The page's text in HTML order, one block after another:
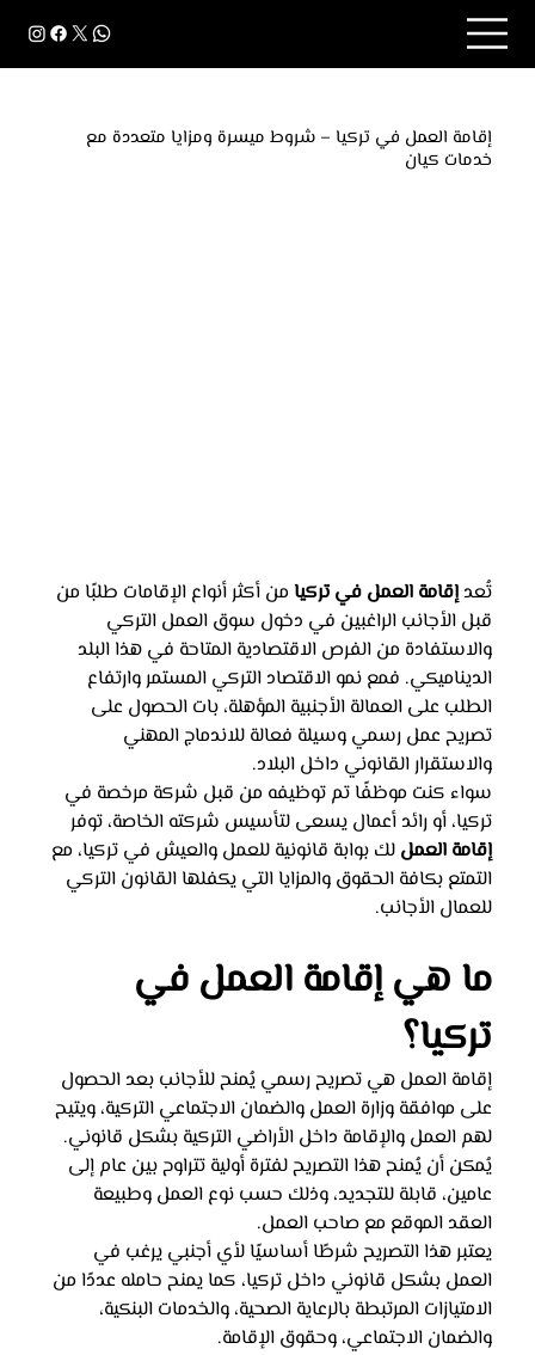
إقامة العمل في تركيا – شروط ميسرة ومزايا متعددة مع
خدمات كيان
تُعد إقامة العمل في تركيا من أكثر أنواع الإقامات طلبًا من
قبل الأجانب الراغبين في دخول سوق العمل التركي
والاستفادة من الفرص الاقتصادية المتاحة في هذا البلد
الديناميكي. فمع نمو الاقتصاد التركي المستمر وارتفاع
الطلب على العمالة الأجنبية المؤهلة، بات الحصول على
تصريح عمل رسمي وسيلة فعالة للاندماج المهني
والاستقرار القانوني داخل البلاد.
سواء كنت موظفًا تم توظيفه من قبل شركة مرخصة في
تركيا، أو رائد أعمال يسعى لتأسيس شركته الخاصة، توفر
إقامة العمل لك بوابة قانونية للعمل والعيش في تركيا، مع
التمتع بكافة الحقوق والمزايا التي يكفلها القانون التركي
للعمال الأجانب.
ما هي إقامة العمل في
تركيا؟
إقامة العمل هي تصريح رسمي يُمنح للأجانب بعد الحصول
على موافقة وزارة العمل والضمان الاجتماعي التركية، ويتيح
لهم العمل والإقامة داخل الأراضي التركية بشكل قانوني.
يُمكن أن يُمنح هذا التصريح لفترة أولية تتراوح بين عام إلى
عامين، قابلة للتجديد، وذلك حسب نوع العمل وطبيعة
العقد الموقع مع صاحب العمل.
يعتبر هذا التصريح شرطًا أساسيًا لأي أجنبي يرغب في
العمل بشكل قانوني داخل تركيا، كما يمنح حامله عددًا من
الامتيازات المرتبطة بالرعاية الصحية، والخدمات البنكية،
والضمان الاجتماعي، وحقوق الإقامة.